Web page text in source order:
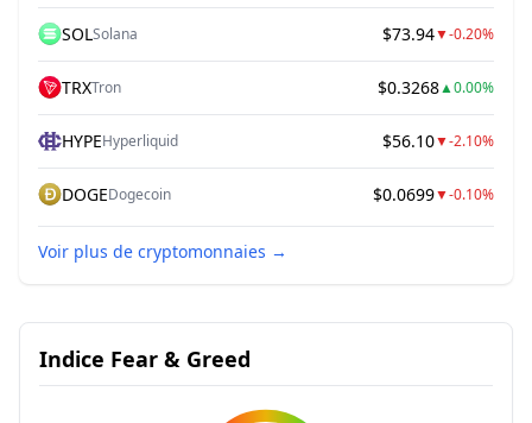
SOLSolana $73.94▼-0.20%
TRXTron $0.3268▲0.00%
HYPEHyperliquid $56.10▼-2.10%
DOGEDogecoin $0.0699▼-0.10%
Voir plus de cryptomonnaies →
Indice Fear & Greed